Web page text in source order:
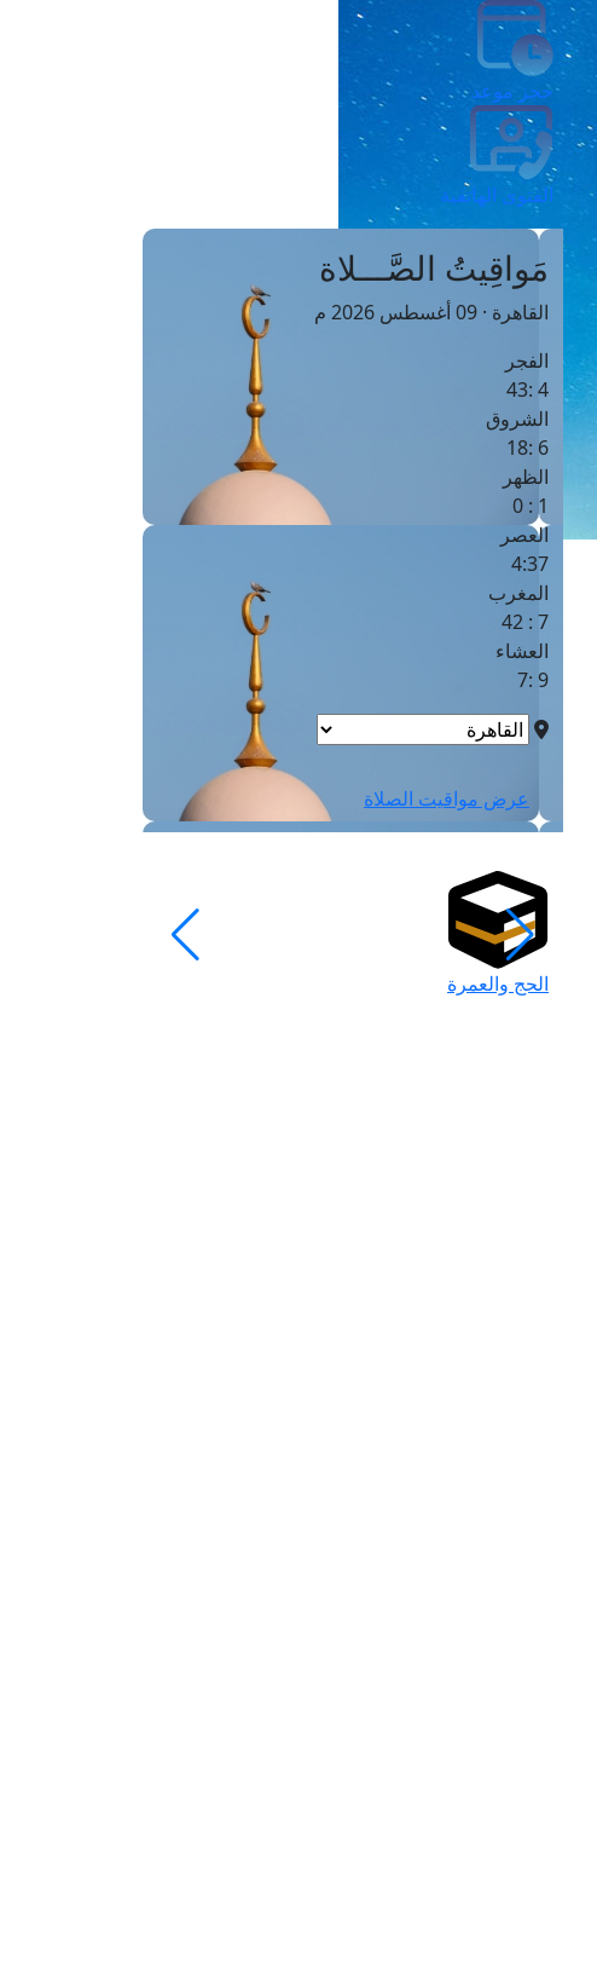
حجز موعد
الفتوى الهاتفية
مَواقِيتُ الصَّـــلاة
القاهرة · 09 أغسطس 2026 م
الفجر
4 :43
الشروق
6 :18
الظهر
1 : 0
العصر
4:37
المغرب
7 : 42
العشاء
9 :7
عرض مواقيت الصلاة
الحج والعمرة